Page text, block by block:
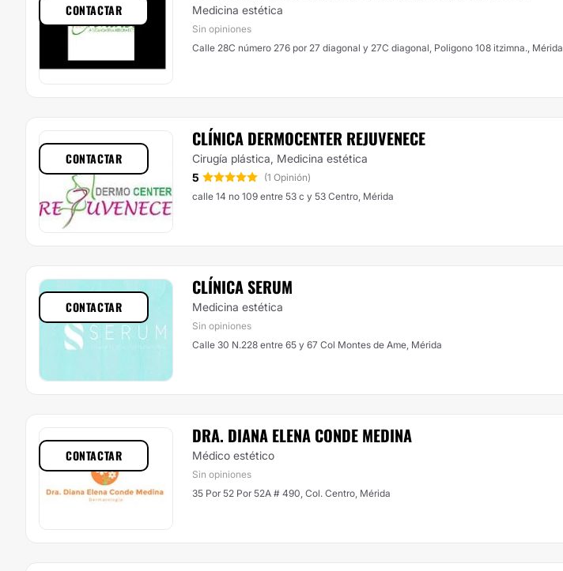
Medicina estética
Sin opiniones
Calle 28C número 276 por 27 diagonal y 27C diagonal, Poligono 108 itzimna., Mérida
CONTACTAR
CLÍNICA DERMOCENTER REJUVENECE
Cirugía plástica, Medicina estética
5
(1 Opinión)
calle 14 no 109 entre 53 c y 53 Centro, Mérida
CONTACTAR
CLÍNICA SERUM
Medicina estética
Sin opiniones
Calle 30 N.228 entre 65 y 67 Col Montes de Ame, Mérida
CONTACTAR
DRA. DIANA ELENA CONDE MEDINA
Médico estético
Sin opiniones
35 Por 52 Por 52A # 490, Col. Centro, Mérida
CONTACTAR